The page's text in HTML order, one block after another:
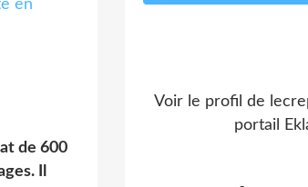
de 600
Il
Voir le profil de
portail